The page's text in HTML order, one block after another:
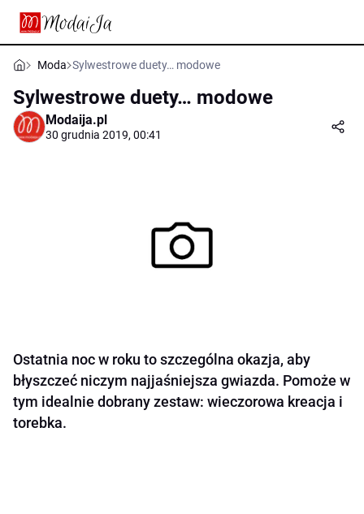
Moda Sylwestrowe duety… modowe
Sylwestrowe duety… modowe
Modaija.pl
30 grudnia 2019, 00:41
Ostatnia noc w roku to szczególna okazja, aby
błyszczeć niczym najjaśniejsza gwiazda. Pomoże w
tym idealnie dobrany zestaw: wieczorowa kreacja i
torebka.